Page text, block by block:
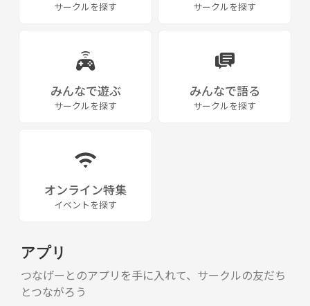
サークルを探す サークルを探す
みんなで遊ぶ
サークルを探す
みんなで語る
サークルを探す
オンライン特集
イベントを探す
アプリ
つなげーとのアプリを手に入れて、サークルの友だち
とつながろう